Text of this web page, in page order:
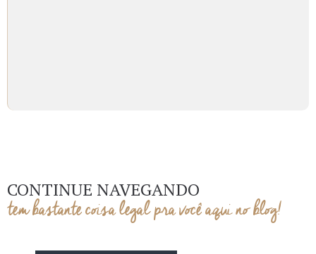
CONTINUE NAVEGANDO
tem bastante coisa legal pra você aqui no blog!